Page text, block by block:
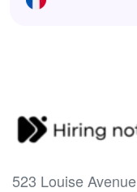
523 Louise Avenue